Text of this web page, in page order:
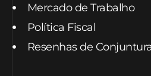
Mercado de Trabalho
Política Fiscal
Resenhas de